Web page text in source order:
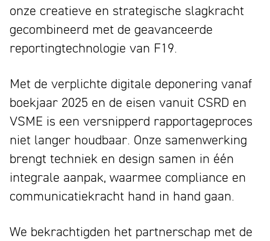
onze creatieve en strategische slagkracht
gecombineerd met de geavanceerde
reportingtechnologie van F19.
Met de verplichte digitale deponering vanaf
boekjaar 2025 en de eisen vanuit CSRD en
VSME is een versnipperd rapportageproces
niet langer houdbaar. Onze samenwerking
brengt techniek en design samen in één
integrale aanpak, waarmee compliance en
communicatiekracht hand in hand gaan.
We bekrachtigden het partnerschap met de